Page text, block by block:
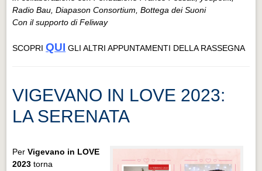
Radio Bau, Diapason Consortium, Bottega dei Suoni
Con il supporto di Feliway
SCOPRIQUI GLI ALTRI APPUNTAMENTI DELLA RASSEGNA
VIGEVANO IN LOVE 2023:
LA SERENATA
PerVigevano in LOVE
2023 torna